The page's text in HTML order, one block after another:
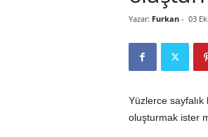
Yazar: Furkan- 03
Yüzlerce
oluşturmak ister